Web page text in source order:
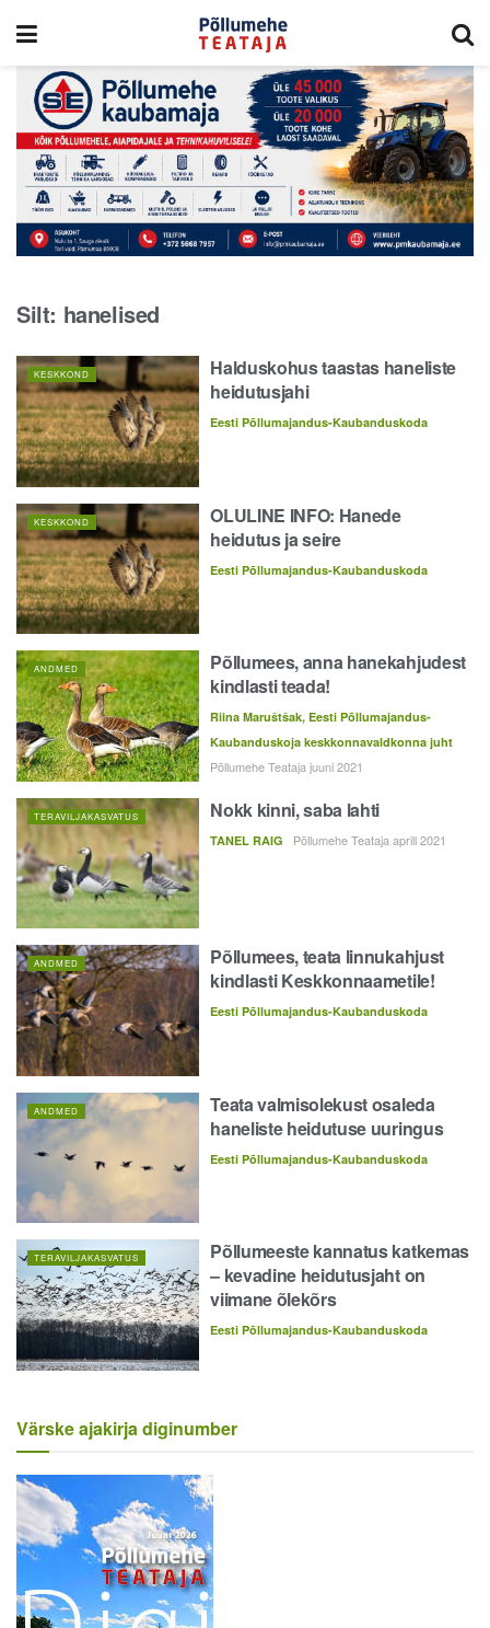
Silt: hanelised
KESKKOND
Halduskohus taastas haneliste
heidutusjahi
Eesti Põllumajandus-Kaubanduskoda
KESKKOND
OLULINE INFO: Hanede
heidutus ja seire
Eesti Põllumajandus-Kaubanduskoda
ANDMED
Põllumees, anna hanekahjudest
kindlasti teada!
Riina Maruštšak, Eesti Põllumajandus-
Kaubanduskoja keskkonnavaldkonna juht
Põllumehe Teataja juuni 2021
TERAVILJAKASVATUS Nokk kinni, saba lahti
TANEL RAIG Põllumehe Teataja aprill 2021
ANDMED
Põllumees, teata linnukahjust
kindlasti Keskkonnaametile!
Eesti Põllumajandus-Kaubanduskoda
ANDMED
Teata valmisolekust osaleda
haneliste heidutuse uuringus
Eesti Põllumajandus-Kaubanduskoda
TERAVILJAKASVATUS
Põllumeeste kannatus katkemas
– kevadine heidutusjaht on
viimane õlekõrs
Eesti Põllumajandus-Kaubanduskoda
Värske ajakirja diginumber